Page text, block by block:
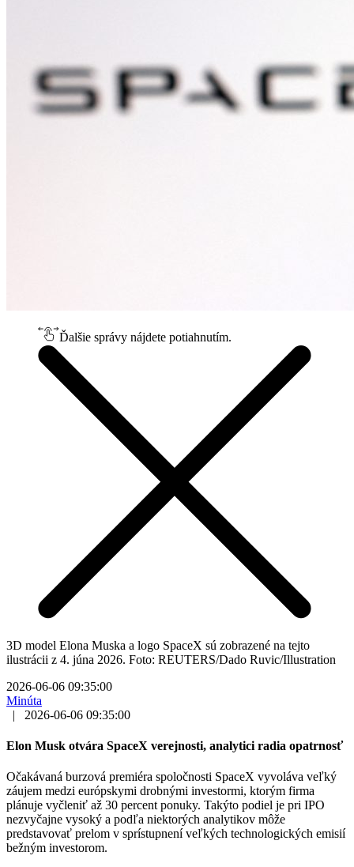
Ďalšie správy nájdete potiahnutím.
3D model Elona Muska a logo SpaceX sú zobrazené na tejto
ilustrácii z 4. júna 2026. Foto: REUTERS/Dado Ruvic/Illustration
2026-06-06 09:35:00
Minúta
|
2026-06-06 09:35:00
Elon Musk otvára SpaceX verejnosti, analytici radia opatrnosť
Očakávaná burzová premiéra spoločnosti SpaceX vyvoláva veľký
záujem medzi európskymi drobnými investormi, ktorým firma
plánuje vyčleniť až 30 percent ponuky. Takýto podiel je pri IPO
nezvyčajne vysoký a podľa niektorých analytikov môže
predstavovať prelom v sprístupnení veľkých technologických emisií
bežným investorom.